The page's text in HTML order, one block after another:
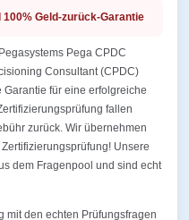
Geld-zurück-Garantie
Pega CPDC
Consultant (CPDC)
für eine erfolgreiche
fallen
zurück. Wir übernehmen
Unsere
dem Fragenpool und sind echt
mit den echten Prüfungsfragen